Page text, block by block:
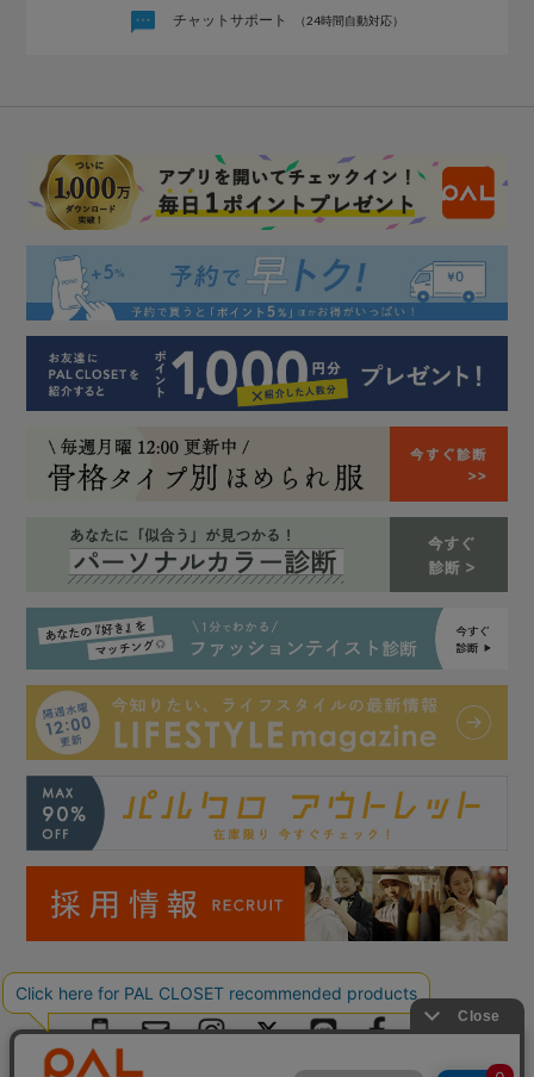
チャットサポート （24時間自動対応）